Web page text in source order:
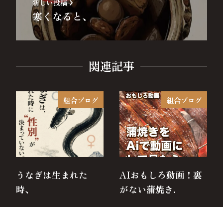
新しい投稿
寒くなると、
関連記事
組合ブログ
うなぎは生まれた
時、
組合ブログ
AIおもしろ動画！裏
がない蒲焼き.